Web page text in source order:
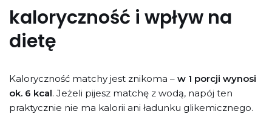
kaloryczność i wpływ na
dietę
Kaloryczność matchy jest znikoma – w 1 porcji wynosi
ok. 6 kcal. Jeżeli pijesz matchę z wodą, napój ten
praktycznie nie ma kalorii ani ładunku glikemicznego.